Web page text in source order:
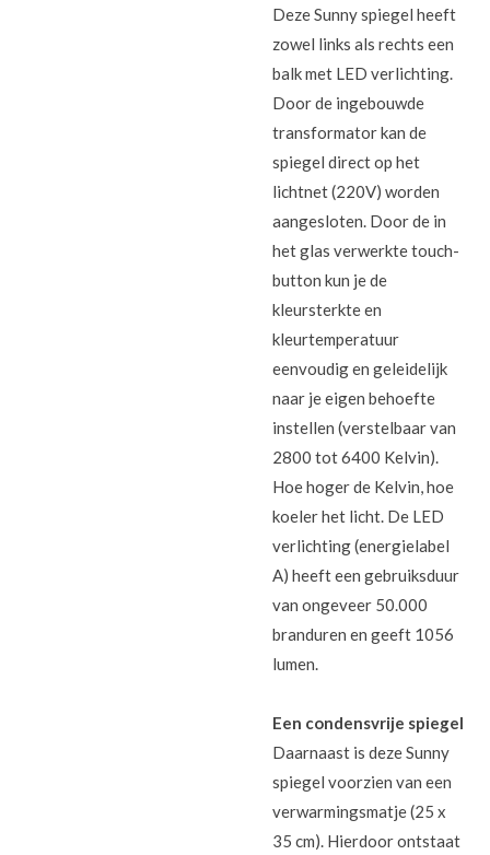
Deze Sunny spiegel heeft
zowel links als rechts een
balk met LED verlichting.
Door de ingebouwde
transformator kan de
spiegel direct op het
lichtnet (220V) worden
aangesloten. Door de in
het glas verwerkte touch-
button kun je de
kleursterkte en
kleurtemperatuur
eenvoudig en geleidelijk
naar je eigen behoefte
instellen (verstelbaar van
2800 tot 6400 Kelvin).
Hoe hoger de Kelvin, hoe
koeler het licht. De LED
verlichting (energielabel
A) heeft een gebruiksduur
van ongeveer 50.000
branduren en geeft 1056
lumen.
Een condensvrije spiegel
Daarnaast is deze Sunny
spiegel voorzien van een
verwarmingsmatje (25 x
35 cm). Hierdoor ontstaat